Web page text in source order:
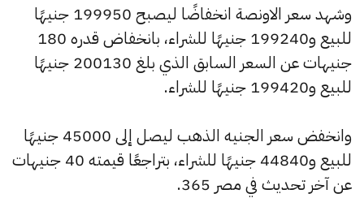
وشهد سعر الاونصة انخفاضًا ليصبح 199950 جنيهًا
للبيع و199240 جنيهًا للشراء، بانخفاض قدره 180
جنيهات عن السعر السابق الذي بلغ 200130 جنيهًا
للبيع و199420 جنيهًا للشراء.
وانخفض سعر الجنيه الذهب ليصل إلى 45000 جنيهًا
للبيع و44840 جنيهًا للشراء، بتراجعًا قيمته 40 جنيهات
عن آخر تحديث في مصر 365.